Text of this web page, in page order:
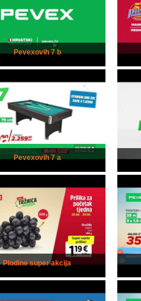
Pevexovih 7 b
Pevexovih 7 a
Plodine super akcija